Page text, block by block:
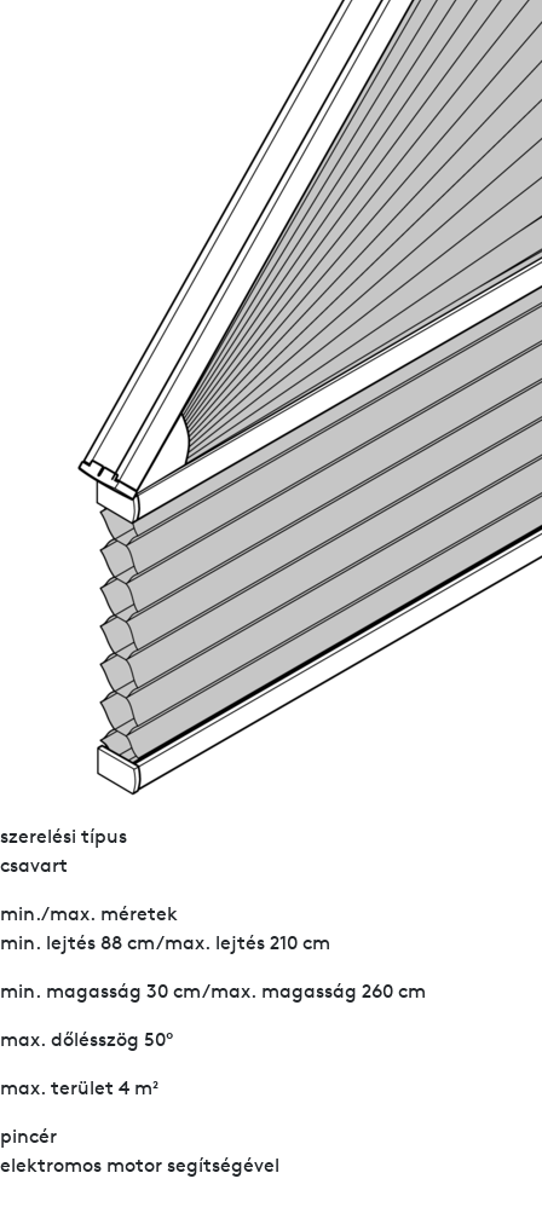
szerelési típus
csavart
min./max. méretek
min. lejtés 88 cm/max. lejtés 210 cm
min. magasság 30 cm/max. magasság 260 cm
max. dőlésszög 50°
max. terület 4 m²
pincér
elektromos motor segítségével